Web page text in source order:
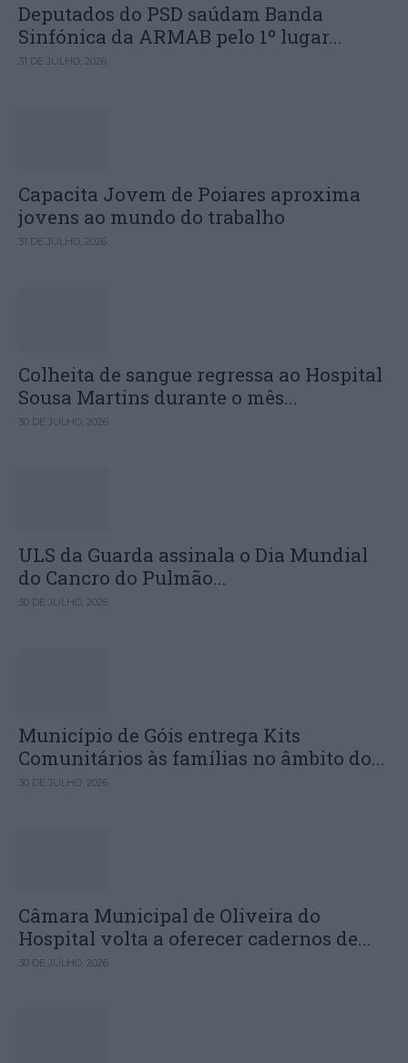
Deputados do PSD saúdam Banda
Sinfónica da ARMAB pelo 1º lugar...
31 DE JULHO, 2026
Capacita Jovem de Poiares aproxima
jovens ao mundo do trabalho
31 DE JULHO, 2026
Colheita de sangue regressa ao Hospital
Sousa Martins durante o mês...
30 DE JULHO, 2026
ULS da Guarda assinala o Dia Mundial
do Cancro do Pulmão...
30 DE JULHO, 2026
Município de Góis entrega Kits
Comunitários às famílias no âmbito do...
30 DE JULHO, 2026
Câmara Municipal de Oliveira do
Hospital volta a oferecer cadernos de...
30 DE JULHO, 2026